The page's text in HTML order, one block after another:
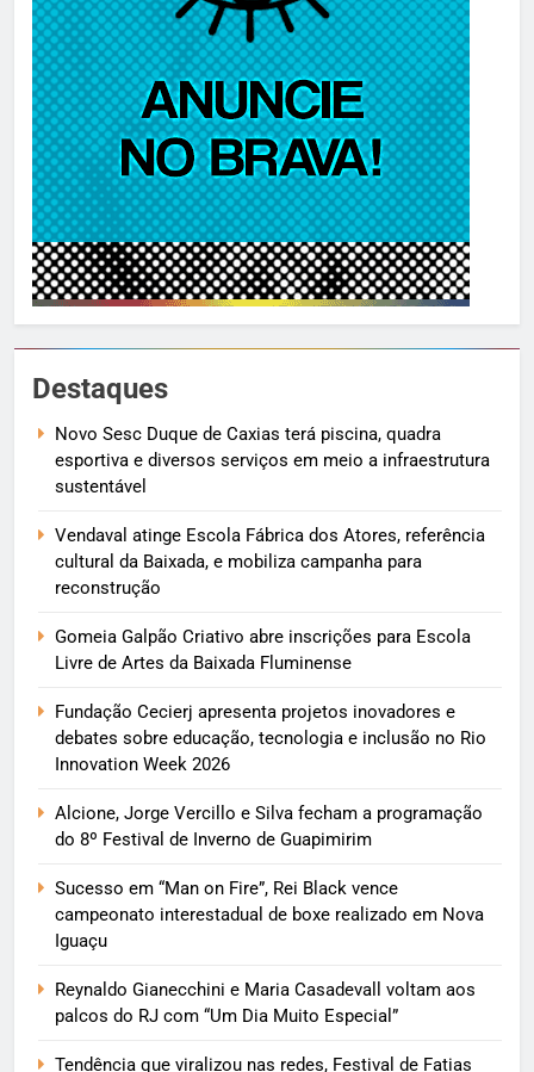
Destaques
Novo Sesc Duque de Caxias terá piscina, quadra
esportiva e diversos serviços em meio a infraestrutura
sustentável
Vendaval atinge Escola Fábrica dos Atores, referência
cultural da Baixada, e mobiliza campanha para
reconstrução
Gomeia Galpão Criativo abre inscrições para Escola
Livre de Artes da Baixada Fluminense
Fundação Cecierj apresenta projetos inovadores e
debates sobre educação, tecnologia e inclusão no Rio
Innovation Week 2026
Alcione, Jorge Vercillo e Silva fecham a programação
do 8º Festival de Inverno de Guapimirim
Sucesso em “Man on Fire”, Rei Black vence
campeonato interestadual de boxe realizado em Nova
Iguaçu
Reynaldo Gianecchini e Maria Casadevall voltam aos
palcos do RJ com “Um Dia Muito Especial”
Tendência que viralizou nas redes, Festival de Fatias